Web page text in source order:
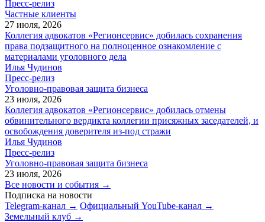
Пресс-релиз
Частные клиенты
27 июля, 2026
Коллегия адвокатов «Регионсервис» добилась сохранения
права подзащитного на полноценное ознакомление с
материалами уголовного дела
Илья Чудинов
Пресс-релиз
Уголовно-правовая защита бизнеса
23 июля, 2026
Коллегия адвокатов «Регионсервис» добилась отмены
обвинительного вердикта коллегии присяжных заседателей, и
освобождения доверителя из-под стражи
Илья Чудинов
Пресс-релиз
Уголовно-правовая защита бизнеса
23 июля, 2026
Все новости и события →
Подписка на новости
Telegram-канал → Официальный YouTube-канал →
Земельный клуб →